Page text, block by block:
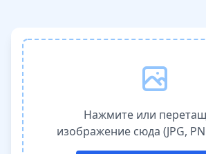
Нажмите или
изображение сюда (JPG,